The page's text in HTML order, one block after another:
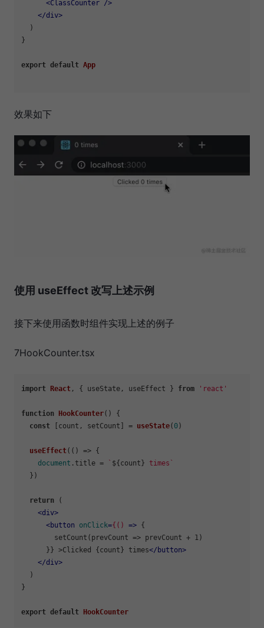
<ClassCounter />
</div>
  )
}
export default App
效果如下
使用 useEffect 改写上述示例
接下来使用函数时组件实现上述的例子
7HookCounter.tsx
import React , { useState, useEffect } from 'react'
function HookCounter( ) {
const [count, setCount] = useState( 0 )
useEffect( () => {
document . title = ` ${count} times`
  })
return (
<div>
<button onClick={() => {
        setCount(prevCount => prevCount + 1)
      }} >Clicked {count} times
</ button>
</div>
  )
}
export default HookCounter